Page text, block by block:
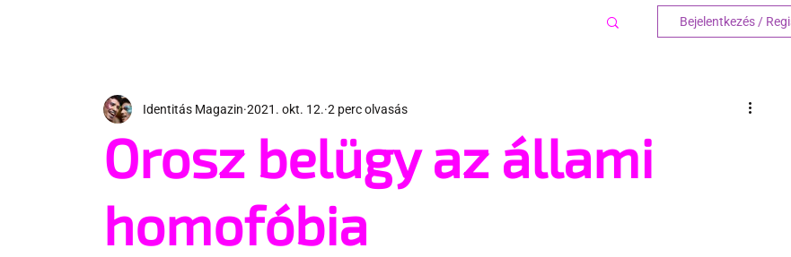
Bejelentkezés /
Orosz belügy az állami
homofóbia
Identitás Magazin 2021. okt. 12. 2 perc olvasás